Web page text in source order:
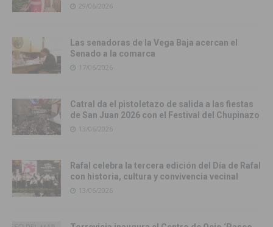
29/06/2026
Las senadoras de la Vega Baja acercan el
Senado a la comarca
17/06/2026
Catral da el pistoletazo de salida a las fiestas
de San Juan 2026 con el Festival del Chupinazo
13/06/2026
Rafal celebra la tercera edición del Día de Rafal
con historia, cultura y convivencia vecinal
13/06/2026